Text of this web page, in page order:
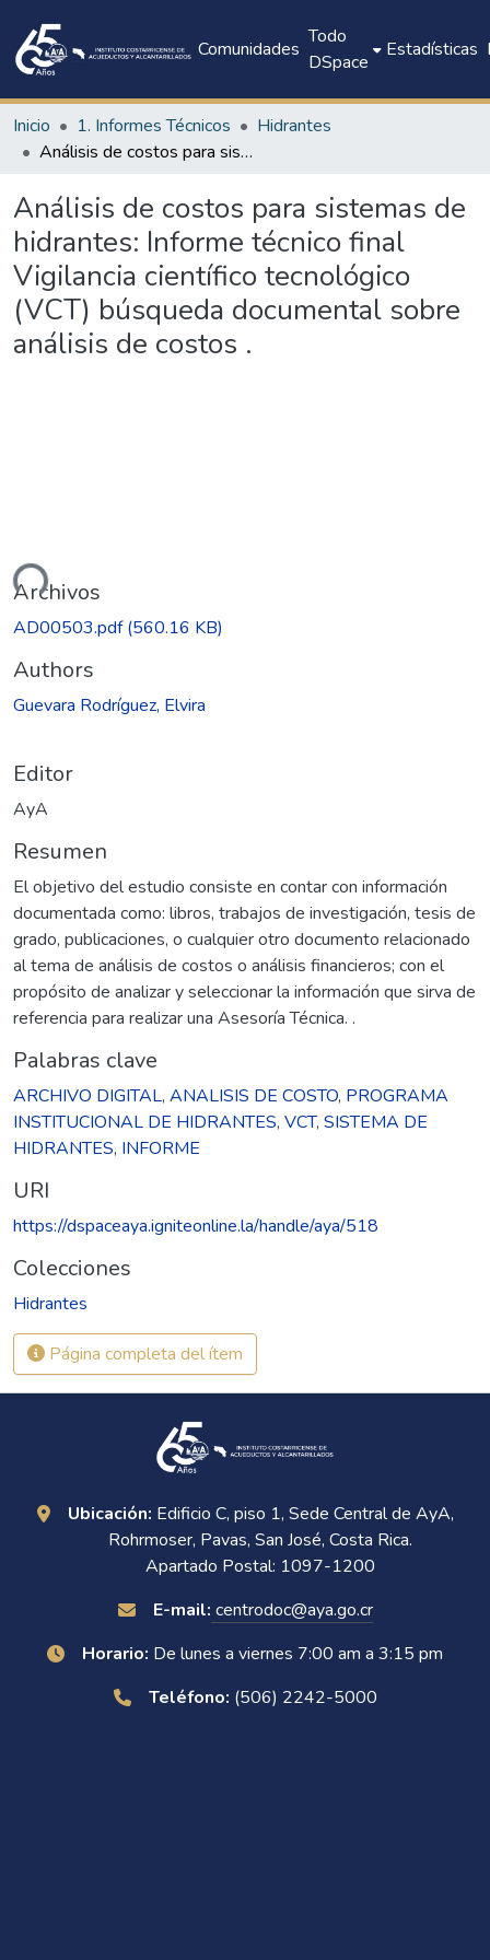
Comunidades
Todo
DSpace
Estadísticas
Inicio 1. Informes Técnicos
Hidrantes
Análisis de costos para sistemas de hidrantes: Informe técnico final Vigilancia científico tecnológico (VCT) búsqueda documental sobre análisis de costos .
Análisis de costos para sistemas de
hidrantes: Informe técnico final
Vigilancia científico tecnológico
(VCT) búsqueda documental sobre
análisis de costos .
Archivos
AD00503.pdf(560.16 KB)
Authors
Guevara Rodríguez, Elvira
Editor
AyA
Resumen
El objetivo del estudio consiste en contar con información
documentada como: libros, trabajos de investigación, tesis de
grado, publicaciones, o cualquier otro documento relacionado
al tema de análisis de costos o análisis financieros; con el
propósito de analizar y seleccionar la información que sirva de
referencia para realizar una Asesoría Técnica. .
Palabras clave
ARCHIVO DIGITAL, ANALISIS DE COSTO, PROGRAMA
INSTITUCIONAL DE HIDRANTES, VCT, SISTEMA DE
HIDRANTES, INFORME
URI
https://dspaceaya.igniteonline.la/handle/aya/518
Colecciones
Hidrantes
Página completa del ítem
Ubicación: Edificio C, piso 1, Sede Central de AyA,
Rohrmoser, Pavas, San José, Costa Rica.
Apartado Postal: 1097-1200
E-mail: centrodoc@aya.go.cr
Horario: De lunes a viernes 7:00 am a 3:15 pm
Teléfono: (506) 2242-5000